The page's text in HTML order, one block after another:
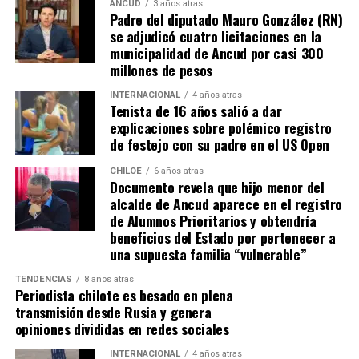
espera ese gesto por parte de la madre del pequeño
Tomás, los pasos siguen quemando los pies de Fernando
en pos de que cada kilómetro recorrido, signifique más
que una llegada a Santiago, un arribo a la cura de su hijo
Actualmente, Gómez se encuentra en Santiago
realizando trámites y participando como invitada en
distintos medios de comunicación. Aunque aún no tiene
una fecha exacta para su viaje a Estados Unidos, donde
se administra el medicamento, indicó que esperan
realizarlo «a mediados de junio».
Cabe destacar que, pese a que se logró reunir el dinero y,
por ende, la meta se cumplió, continúan circulando por
redes sociales, eventos a beneficios de Tomás Ross.
¿Como ayudar?
Instagram, Dante_contra_duchenne
ANCUD 3 años atras
Padre del diputado Mauro González (RN)
se adjudicó cuatro licitaciones en la
municipalidad de Ancud por casi 300
millones de pesos
INTERNACIONAL 4 años atras
Tenista de 16 años salió a dar
explicaciones sobre polémico registro
de festejo con su padre en el US Open
CHILOE 6 años atras
Documento revela que hijo menor del
alcalde de Ancud aparece en el registro
de Alumnos Prioritarios y obtendría
beneficios del Estado por pertenecer a
una supuesta familia “vulnerable”
TENDENCIAS 8 años atras
Periodista chilote es besado en plena
transmisión desde Rusia y genera
opiniones divididas en redes sociales
INTERNACIONAL 4 años atras